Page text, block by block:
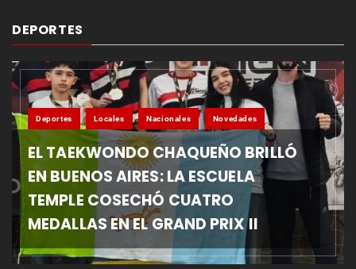
DEPORTES
Deportes Locales Nacionales Novedades
EL TAEKWONDO CHAQUEÑO BRILLÓ
EN BUENOS AIRES: LA ESCUELA
TEMPLE COSECHÓ CUATRO
MEDALLAS EN EL GRAND PRIX II